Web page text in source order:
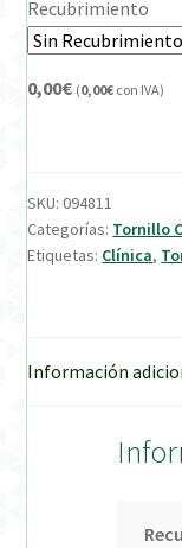
Verification
Recubrimiento
0,00€ (0,00€ con IVA)
SKU:094811
Categorías: Tornillo
Etiquetas: Clínica,
Información